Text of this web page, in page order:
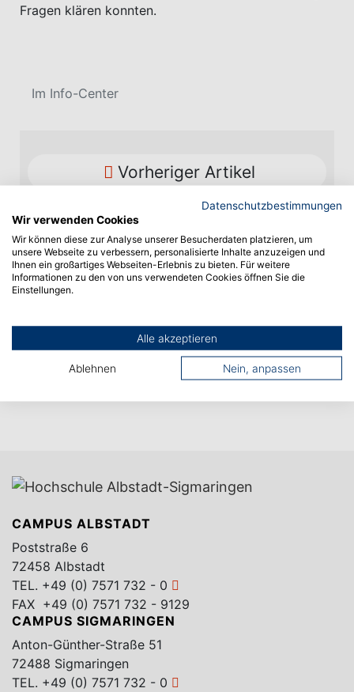
Fragen klären konnten.
Im Info-Center
Vorheriger Artikel
CAMPUS ALBSTADT
Poststraße 6
72458 Albstadt
TEL. +49 (0) 7571 732 - 0
FAX +49 (0) 7571 732 - 9129
CAMPUS SIGMARINGEN
Anton-Günther-Straße 51
72488 Sigmaringen
TEL. +49 (0) 7571 732 - 0
Datenschutzbestimmungen
Wir verwenden Cookies
Wir können diese zur Analyse unserer Besucherdaten platzieren, um
unsere Webseite zu verbessern, personalisierte Inhalte anzuzeigen und
Ihnen ein großartiges Webseiten-Erlebnis zu bieten. Für weitere
Informationen zu den von uns verwendeten Cookies öffnen Sie die
Einstellungen.
Alle akzeptieren
Ablehnen Nein, anpassen